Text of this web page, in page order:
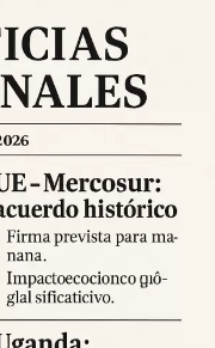
que las
espera que las cifras
recomienda a la
evitar
las indicaciones